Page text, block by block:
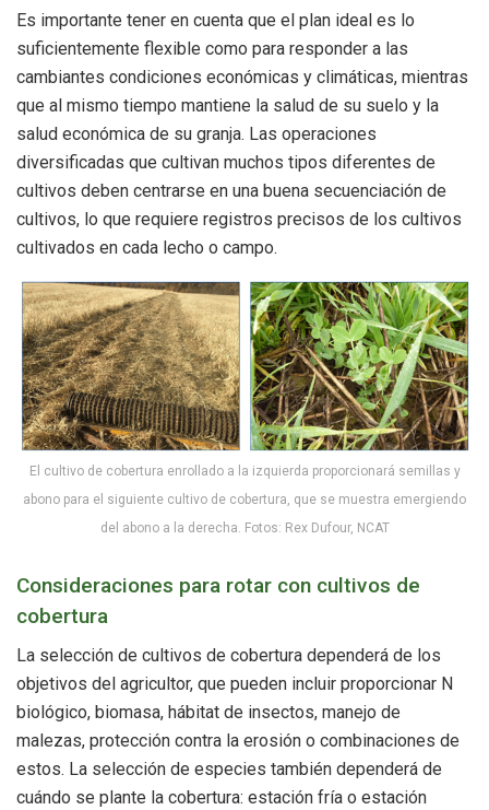
Es importante tener en cuenta que el plan ideal es lo
suficientemente flexible como para responder a las
cambiantes condiciones económicas y climáticas, mientras
que al mismo tiempo mantiene la salud de su suelo y la
salud económica de su granja. Las operaciones
diversificadas que cultivan muchos tipos diferentes de
cultivos deben centrarse en una buena secuenciación de
cultivos, lo que requiere registros precisos de los cultivos
cultivados en cada lecho o campo.
El cultivo de cobertura enrollado a la izquierda proporcionará semillas y
abono para el siguiente cultivo de cobertura, que se muestra emergiendo
del abono a la derecha. Fotos: Rex Dufour, NCAT
Consideraciones para rotar con cultivos de
cobertura
La selección de cultivos de cobertura dependerá de los
objetivos del agricultor, que pueden incluir proporcionar N
biológico, biomasa, hábitat de insectos, manejo de
malezas, protección contra la erosión o combinaciones de
estos. La selección de especies también dependerá de
cuándo se plante la cobertura: estación fría o estación